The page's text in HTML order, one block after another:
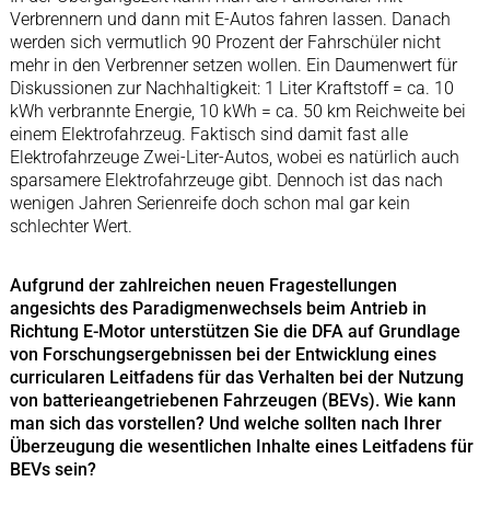
Verbrennern und dann mit E-Autos fahren lassen. Danach
werden sich vermutlich 90 Prozent der Fahrschüler nicht
mehr in den Verbrenner setzen wollen. Ein Daumenwert für
Diskussionen zur Nachhaltigkeit: 1 Liter Kraftstoff = ca. 10
kWh verbrannte Energie, 10 kWh = ca. 50 km Reichweite bei
einem Elektrofahrzeug. Faktisch sind damit fast alle
Elektrofahrzeuge Zwei-Liter-Autos, wobei es natürlich auch
sparsamere Elektrofahrzeuge gibt. Dennoch ist das nach
wenigen Jahren Serienreife doch schon mal gar kein
schlechter Wert.
Aufgrund der zahlreichen neuen Fragestellungen
angesichts des Paradigmenwechsels beim Antrieb in
Richtung E-Motor unterstützen Sie die DFA auf Grundlage
von Forschungsergebnissen bei der Entwicklung eines
curricularen Leitfadens für das Verhalten bei der Nutzung
von batterieangetriebenen Fahrzeugen (BEVs). Wie kann
man sich das vorstellen? Und welche sollten nach Ihrer
Überzeugung die wesentlichen Inhalte eines Leitfadens für
BEVs sein?